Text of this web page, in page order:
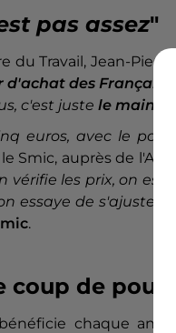
pas assez"
du Travail, Jean-
d'achat des Français
c'est juste le
euros, avec le
Smic, auprès de l'AFP. "
vérifie les prix, on
essaye de s'ajuster
.
coup de
chaque